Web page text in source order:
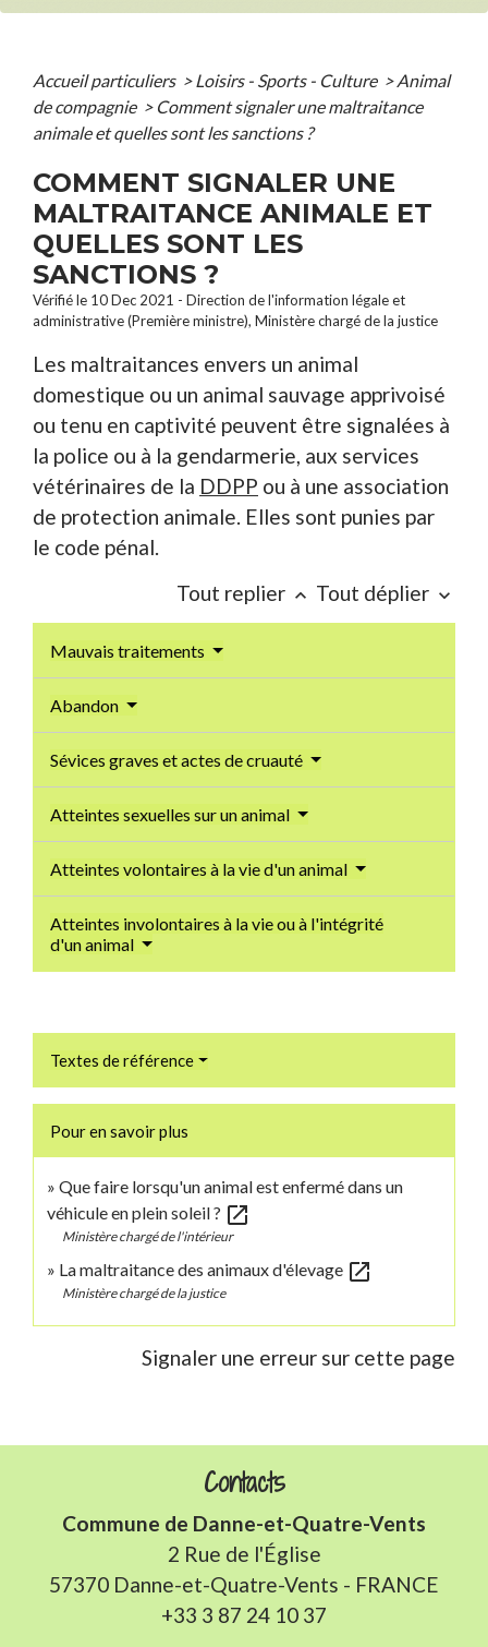
Accueil particuliers > Loisirs - Sports - Culture > Animal
de compagnie > Comment signaler une maltraitance
animale et quelles sont les sanctions ?
COMMENT SIGNALER UNE
MALTRAITANCE ANIMALE ET
QUELLES SONT LES
SANCTIONS ?
Vérifié le 10 Dec 2021 - Direction de l'information légale et
administrative (Première ministre), Ministère chargé de la justice
Les maltraitances envers un animal
domestique ou un animal sauvage apprivoisé
ou tenu en captivité peuvent être signalées à
la police ou à la gendarmerie, aux services
vétérinaires de la DDPP ou à une association
de protection animale. Elles sont punies par
le code pénal.
Tout replier keyboard_arrow_up Tout déplier keyboard_arrow_down
Mauvais traitements
Abandon
Sévices graves et actes de cruauté
Atteintes sexuelles sur un animal
Atteintes volontaires à la vie d'un animal
Atteintes involontaires à la vie ou à l'intégrité
d'un animal
Textes de référence
Pour en savoir plus
Que faire lorsqu'un animal est enfermé dans un
véhicule en plein soleil ? open_in_new
Ministère chargé de l'intérieur
La maltraitance des animaux d'élevage open_in_new
Ministère chargé de la justice
Signaler une erreur sur cette page
Contacts
Commune de Danne-et-Quatre-Vents
2 Rue de l'Église
57370 Danne-et-Quatre-Vents - FRANCE
+33 3 87 24 10 37